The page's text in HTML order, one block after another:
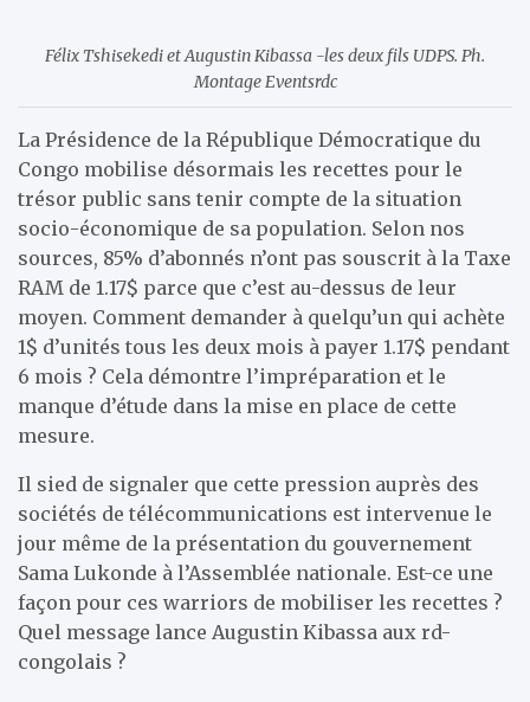
Félix Tshisekedi et Augustin Kibassa -les deux fils UDPS. Ph.
Montage Eventsrdc
La Présidence de la République Démocratique du
Congo mobilise désormais les recettes pour le
trésor public sans tenir compte de la situation
socio-économique de sa population. Selon nos
sources, 85% d’abonnés n’ont pas souscrit à la Taxe
RAM de 1.17$ parce que c’est au-dessus de leur
moyen. Comment demander à quelqu’un qui achète
1$ d’unités tous les deux mois à payer 1.17$ pendant
6 mois ? Cela démontre l’impréparation et le
manque d’étude dans la mise en place de cette
mesure.
Il sied de signaler que cette pression auprès des
sociétés de télécommunications est intervenue le
jour même de la présentation du gouvernement
Sama Lukonde à l’Assemblée nationale. Est-ce une
façon pour ces warriors de mobiliser les recettes ?
Quel message lance Augustin Kibassa aux rd-
congolais ?